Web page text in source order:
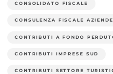
CONSOLIDATO FISCALE
CONSULENZA FISCALE AZIENDE
CONTRIBUTI A FONDO
CONTRIBUTI IMPRESE SUD
CONTRIBUTI SETTORE